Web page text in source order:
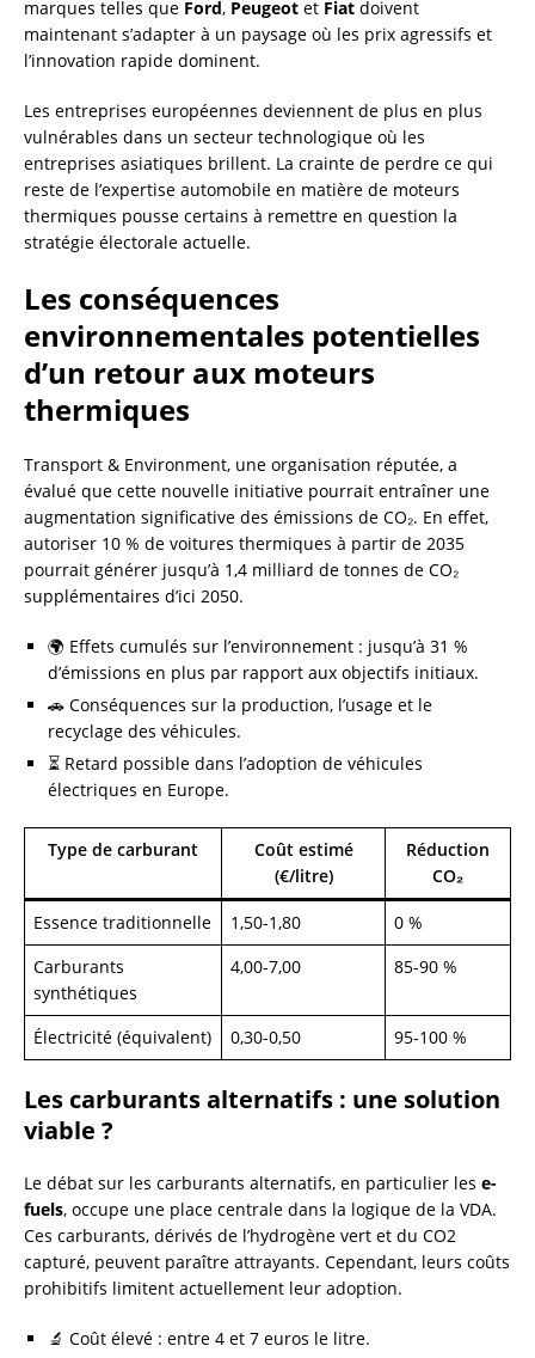
marques telles que Ford, Peugeot et Fiat doivent
maintenant s’adapter à un paysage où les prix agressifs et
l’innovation rapide dominent.
Les entreprises européennes deviennent de plus en plus
vulnérables dans un secteur technologique où les
entreprises asiatiques brillent. La crainte de perdre ce qui
reste de l’expertise automobile en matière de moteurs
thermiques pousse certains à remettre en question la
stratégie électorale actuelle.
Les conséquences
environnementales potentielles
d’un retour aux moteurs
thermiques
Transport & Environment, une organisation réputée, a
évalué que cette nouvelle initiative pourrait entraîner une
augmentation significative des émissions de CO₂. En effet,
autoriser 10 % de voitures thermiques à partir de 2035
pourrait générer jusqu’à 1,4 milliard de tonnes de CO₂
supplémentaires d’ici 2050.
🌍 Effets cumulés sur l’environnement : jusqu’à 31 %
d’émissions en plus par rapport aux objectifs initiaux.
🚗 Conséquences sur la production, l’usage et le
recyclage des véhicules.
⏳ Retard possible dans l’adoption de véhicules
électriques en Europe.
Type de carburant
Coût estimé
(€/litre)
Réduction
CO₂
Essence traditionnelle 1,50-1,80
0 %
Carburants
synthétiques
4,00-7,00 85-90 %
Électricité (équivalent) 0,30-0,50 95-100 %
Les carburants alternatifs : une solution
viable ?
Le débat sur les carburants alternatifs, en particulier les e-
fuels, occupe une place centrale dans la logique de la VDA.
Ces carburants, dérivés de l’hydrogène vert et du CO2
capturé, peuvent paraître attrayants. Cependant, leurs coûts
prohibitifs limitent actuellement leur adoption.
🔬 Coût élevé : entre 4 et 7 euros le litre.